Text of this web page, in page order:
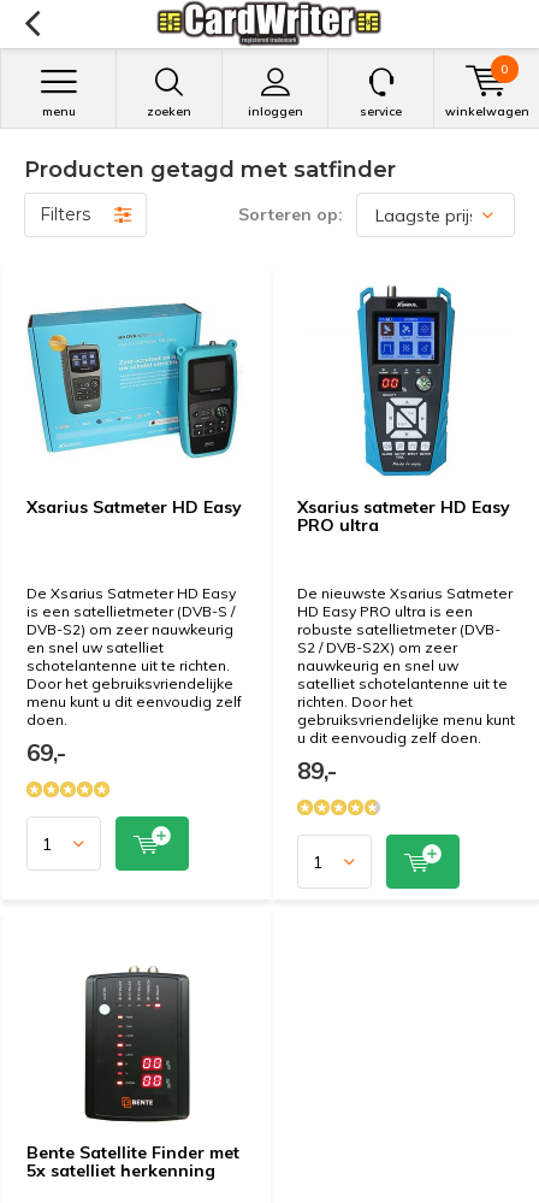
zoeken inloggen
menu service winkelwagen
0
Producten getagd met satfinder
Filters Sorteren op:
Xsarius Satmeter HD Easy
De Xsarius Satmeter HD Easy
is een satellietmeter (DVB-S /
DVB-S2) om zeer nauwkeurig
en snel uw satelliet
schotelantenne uit te richten.
Door het gebruiksvriendelijke
menu kunt u dit eenvoudig zelf
doen.
69,-
Xsarius satmeter HD Easy
PRO ultra
De nieuwste Xsarius Satmeter
HD Easy PRO ultra is een
robuste satellietmeter (DVB-
S2 / DVB-S2X) om zeer
nauwkeurig en snel uw
satelliet schotelantenne uit te
richten. Door het
gebruiksvriendelijke menu kunt
u dit eenvoudig zelf doen.
89,-
Bente Satellite Finder met
5x satelliet herkenning